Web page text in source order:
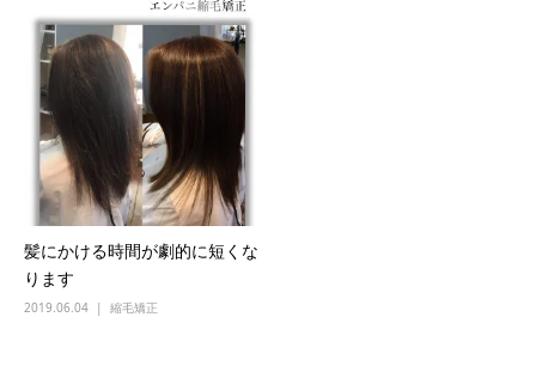
髪にかける時間が劇的に短くな
ります
2019.06.04 縮毛矯正